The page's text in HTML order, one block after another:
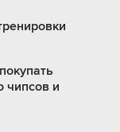
чипсов и